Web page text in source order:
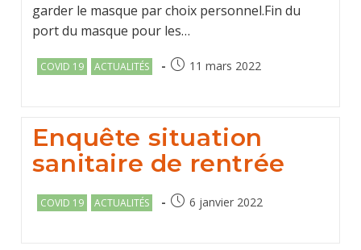
garder le masque par choix personnel.Fin du
port du masque pour les…
Post
COVID 19 ACTUALITÉS
Post11 mars 2022
Enquête situation
sanitaire de rentrée
Post
COVID 19 ACTUALITÉS
Post6 janvier 2022